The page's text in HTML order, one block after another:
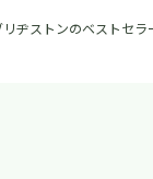
リヂストンのベストセラ